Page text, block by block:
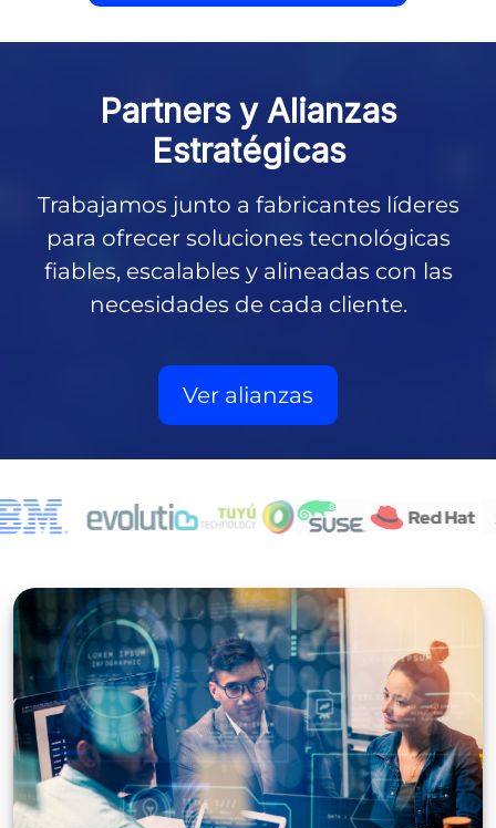
Partners y Alianzas
Estratégicas
Trabajamos junto a fabricantes líderes
para ofrecer soluciones tecnológicas
fiables, escalables y alineadas con las
necesidades de cada cliente.
Ver alianzas